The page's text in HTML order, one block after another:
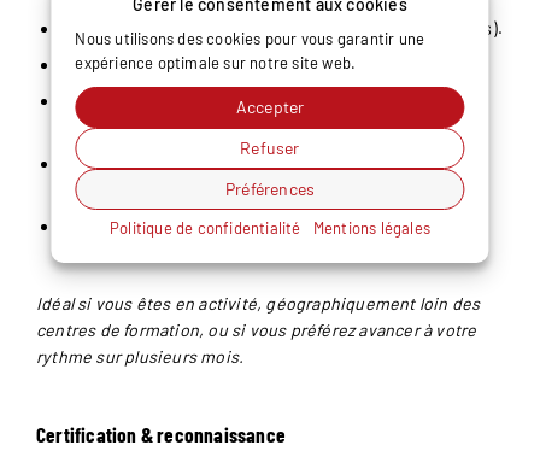
Manuels PDF téléchargeables (vous gardez vos supports).
Quiz d’auto-évaluation à la fin de chaque chapitre.
Tableau de bord personnel : votre progression chapitre
par chapitre.
Démarrage à votre convenance, dès réception de
l’acompte.
Accompagnement à distance par l’équipe pédagogique
Idéal si vous êtes en activité, géographiquement loin des
centres de formation, ou si vous préférez avancer à votre
rythme sur plusieurs mois.
Certification & reconnaissance
Nous utilisons des cookies pour vous garantir une
expérience optimale sur notre site web.
Accepter
Refuser
Préférences
Politique de confidentialité Mentions légales